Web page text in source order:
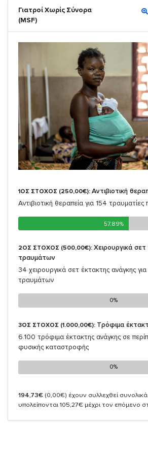
Γιατροί Χωρίς Σύνορα
(MSF)
1ΟΣ ΣΤΟΧΟΣ (250,00€): Αντιβιοτική
Αντιβιοτική θεραπεία για 154 τραυματίες
57.89%
57.89%
2ΟΣ ΣΤΟΧΟΣ (500,00€): Χειρουργικά
τραυμάτων
34 χειρουργικά σετ έκτακτης ανάγκης
τραυμάτων
0%
0%
3ΟΣ ΣΤΟΧΟΣ (1.000,00€): Τρόφιμα
6.100 τρόφιμα έκτακτης ανάγκης σε
φυσικής καταστροφής
0%
0%
194,73€ (0,00€) έχουν συλλεχθεί
υπολείπονται 105,27€ μέχρι τον επόμενο